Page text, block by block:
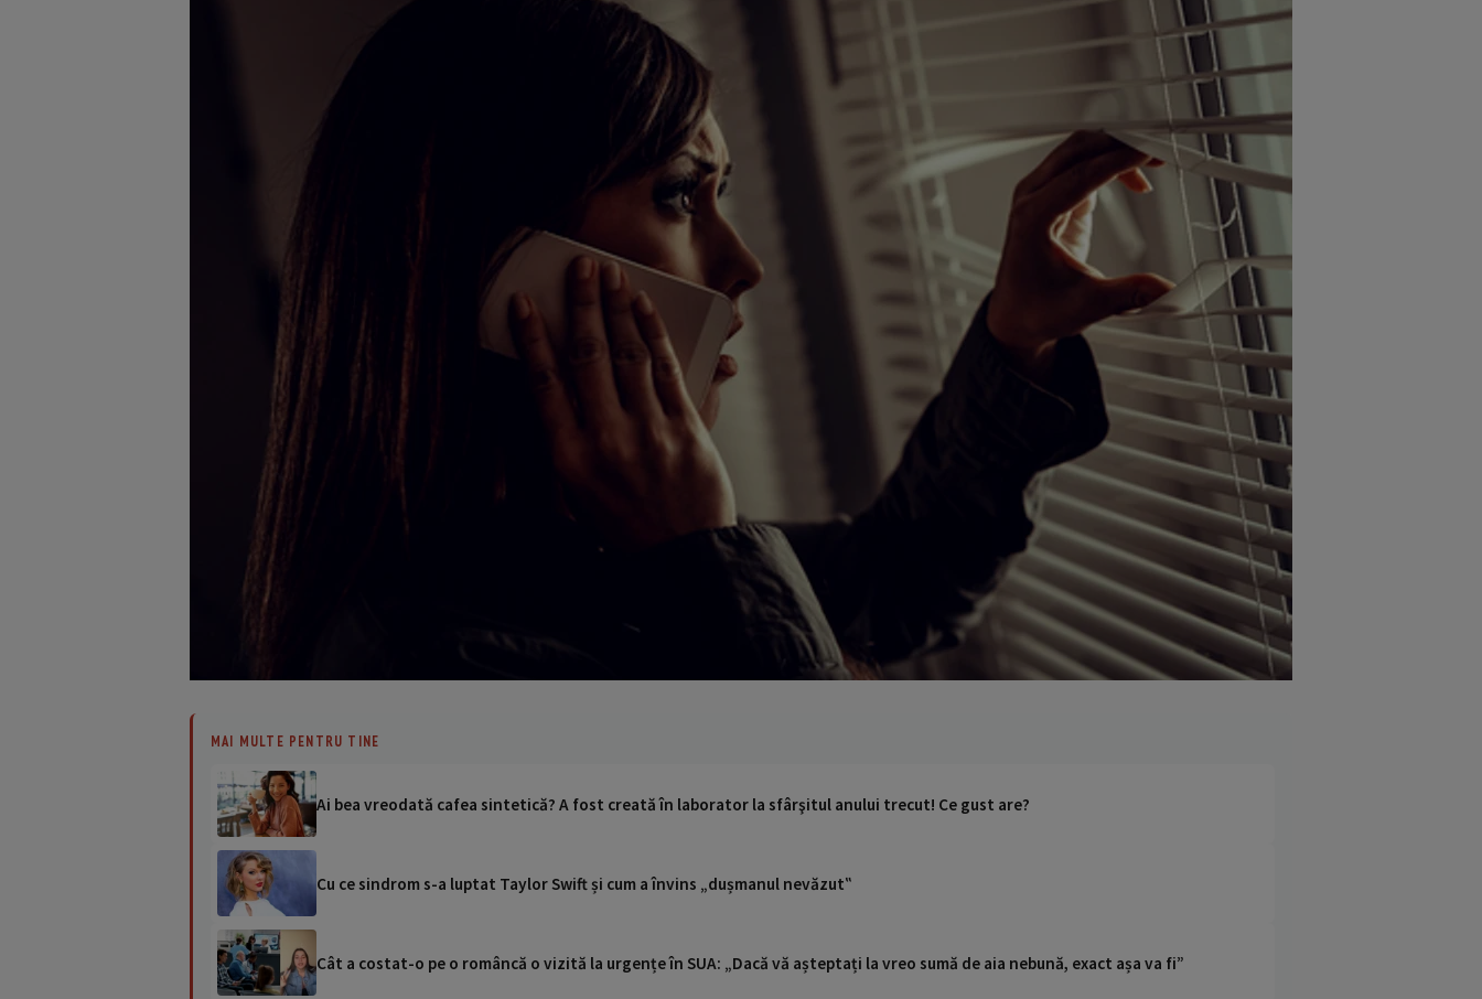
MAI MULTE PENTRU TINE
Ai bea vreodată cafea sintetică? A fost creată în laborator la sfârşitul anului trecut! Ce gust are?
Cu ce sindrom s-a luptat Taylor Swift și cum a învins „dușmanul nevăzut‟
Cât a costat-o pe o româncă o vizită la urgențe în SUA: „Dacă vă așteptați la vreo sumă de aia nebună, exact așa va fi”